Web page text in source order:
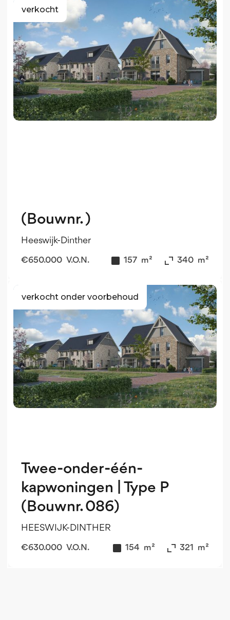
verkocht
(Bouwnr. )
Heeswijk-Dinther
€650.000 V.O.N. 157 m² 340 m²
verkocht onder voorbehoud
Twee-onder-één-
kapwoningen | Type P
(Bouwnr. 086)
HEESWIJK-DINTHER
€630.000 V.O.N. 154 m² 321 m²